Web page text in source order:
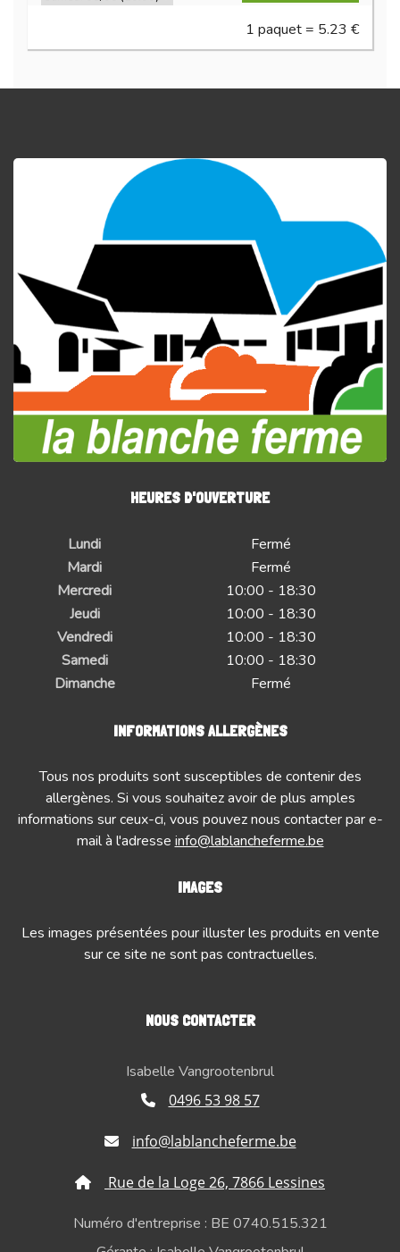
1 paquet = 5.23 €
HEURES D'OUVERTURE
Lundi
Fermé
Mardi
Fermé
Mercredi
10:00 - 18:30
Jeudi
10:00 - 18:30
Vendredi
10:00 - 18:30
Samedi
10:00 - 18:30
Dimanche
Fermé
INFORMATIONS ALLERGÈNES
Tous nos produits sont susceptibles de contenir des
allergènes. Si vous souhaitez avoir de plus amples
informations sur ceux-ci, vous pouvez nous contacter par e-
mail à l'adresse info@lablancheferme.be
IMAGES
Les images présentées pour illuster les produits en vente
sur ce site ne sont pas contractuelles.
NOUS CONTACTER
Isabelle Vangrootenbrul
0496 53 98 57
info@lablancheferme.be
Rue de la Loge 26, 7866 Lessines
Numéro d'entreprise : BE 0740.515.321